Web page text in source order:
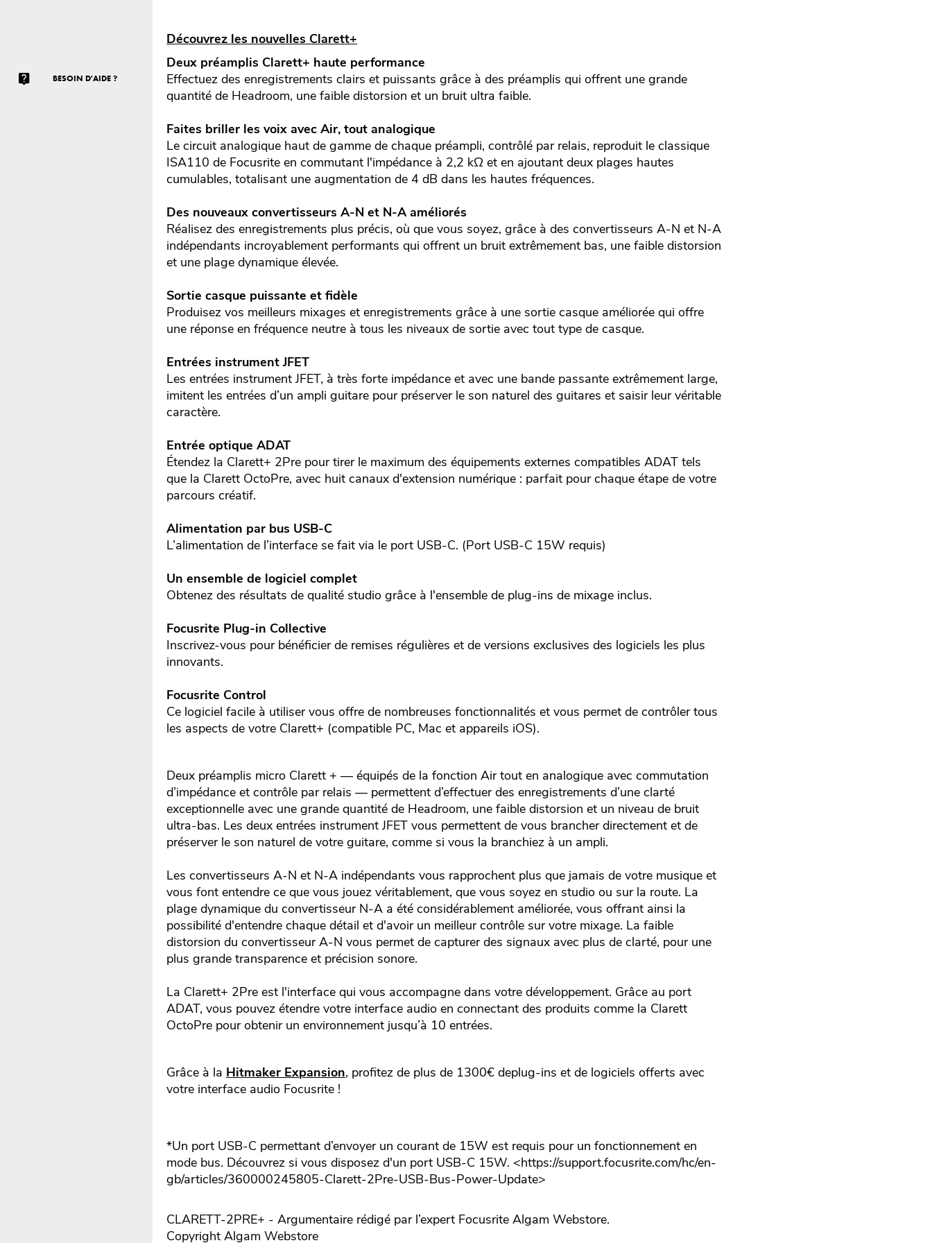
BESOIN D'AIDE ?
Découvrez les nouvelles Clarett+
Deux préamplis Clarett+ haute performance
Effectuez des enregistrements clairs et puissants grâce à des préamplis qui offrent une grande
quantité de Headroom, une faible distorsion et un bruit ultra faible.
Faites briller les voix avec Air, tout analogique
Le circuit analogique haut de gamme de chaque préampli, contrôlé par relais, reproduit le classique
ISA110 de Focusrite en commutant l'impédance à 2,2 kΩ et en ajoutant deux plages hautes
cumulables, totalisant une augmentation de 4 dB dans les hautes fréquences.
Des nouveaux convertisseurs A-N et N-A améliorés
Réalisez des enregistrements plus précis, où que vous soyez, grâce à des convertisseurs A-N et N-A
indépendants incroyablement performants qui offrent un bruit extrêmement bas, une faible distorsion
et une plage dynamique élevée.
Sortie casque puissante et fidèle
Produisez vos meilleurs mixages et enregistrements grâce à une sortie casque améliorée qui offre
une réponse en fréquence neutre à tous les niveaux de sortie avec tout type de casque.
Entrées instrument JFET
Les entrées instrument JFET, à très forte impédance et avec une bande passante extrêmement large,
imitent les entrées d’un ampli guitare pour préserver le son naturel des guitares et saisir leur véritable
caractère.
Entrée optique ADAT
Étendez la Clarett+ 2Pre pour tirer le maximum des équipements externes compatibles ADAT tels
que la Clarett OctoPre, avec huit canaux d'extension numérique : parfait pour chaque étape de votre
parcours créatif.
Alimentation par bus USB-C
L’alimentation de l’interface se fait via le port USB-C. (Port USB-C 15W requis)
Un ensemble de logiciel complet
Obtenez des résultats de qualité studio grâce à l'ensemble de plug-ins de mixage inclus.
Focusrite Plug-in Collective
Inscrivez-vous pour bénéficier de remises régulières et de versions exclusives des logiciels les plus
innovants.
Focusrite Control
Ce logiciel facile à utiliser vous offre de nombreuses fonctionnalités et vous permet de contrôler tous
les aspects de votre Clarett+ (compatible PC, Mac et appareils iOS).
Deux préamplis micro Clarett + — équipés de la fonction Air tout en analogique avec commutation
d’impédance et contrôle par relais — permettent d’effectuer des enregistrements d’une clarté
exceptionnelle avec une grande quantité de Headroom, une faible distorsion et un niveau de bruit
ultra-bas. Les deux entrées instrument JFET vous permettent de vous brancher directement et de
préserver le son naturel de votre guitare, comme si vous la branchiez à un ampli.
Les convertisseurs A-N et N-A indépendants vous rapprochent plus que jamais de votre musique et
vous font entendre ce que vous jouez véritablement, que vous soyez en studio ou sur la route. La
plage dynamique du convertisseur N-A a été considérablement améliorée, vous offrant ainsi la
possibilité d'entendre chaque détail et d'avoir un meilleur contrôle sur votre mixage. La faible
distorsion du convertisseur A-N vous permet de capturer des signaux avec plus de clarté, pour une
plus grande transparence et précision sonore.
La Clarett+ 2Pre est l'interface qui vous accompagne dans votre développement. Grâce au port
ADAT, vous pouvez étendre votre interface audio en connectant des produits comme la Clarett
OctoPre pour obtenir un environnement jusqu’à 10 entrées.
Grâce à la Hitmaker Expansion, profitez de plus de 1300€ deplug-ins et de logiciels offerts avec
votre interface audio Focusrite !
*Un port USB-C permettant d’envoyer un courant de 15W est requis pour un fonctionnement en
mode bus. Découvrez si vous disposez d'un port USB-C 15W. <https://support.focusrite.com/hc/en-
gb/articles/360000245805-Clarett-2Pre-USB-Bus-Power-Update>
CLARETT-2PRE+ - Argumentaire rédigé par l’expert Focusrite Algam Webstore.
Copyright Algam Webstore